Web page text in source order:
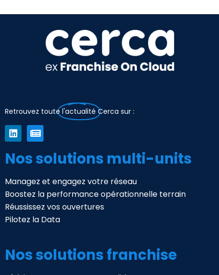
Retrouvez toute l'actualité Cerca sur :
Nos solutions multi-units
Managez et engagez votre réseau
Boostez la performance opérationnelle terrain
Réussissez vos ouvertures
Pilotez la Data
Nos solutions franchise